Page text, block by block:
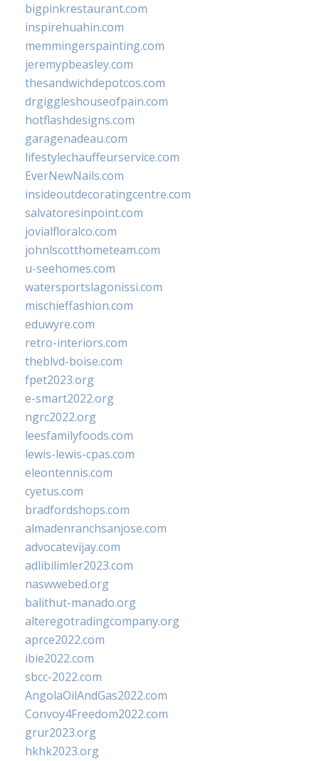
bigpinkrestaurant.com
inspirehuahin.com
memmingerspainting.com
jeremypbeasley.com
thesandwichdepotcos.com
drgiggleshouseofpain.com
hotflashdesigns.com
garagenadeau.com
lifestylechauffeurservice.com
EverNewNails.com
insideoutdecoratingcentre.com
salvatoresinpoint.com
jovialfloralco.com
johnlscotthometeam.com
u-seehomes.com
watersportslagonissi.com
mischieffashion.com
eduwyre.com
retro-interiors.com
theblvd-boise.com
fpet2023.org
e-smart2022.org
ngrc2022.org
leesfamilyfoods.com
lewis-lewis-cpas.com
eleontennis.com
cyetus.com
bradfordshops.com
almadenranchsanjose.com
advocatevijay.com
adlibilimler2023.com
naswwebed.org
balithut-manado.org
alteregotradingcompany.org
aprce2022.com
ibie2022.com
sbcc-2022.com
AngolaOilAndGas2022.com
Convoy4Freedom2022.com
grur2023.org
hkhk2023.org